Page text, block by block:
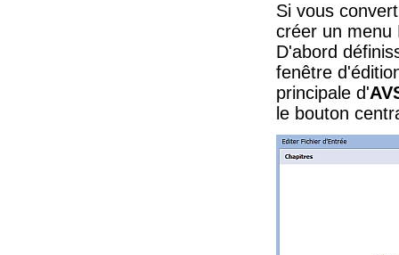
Si vous
créer un menu
D'abord
fenêtre
principale d'
le bouton